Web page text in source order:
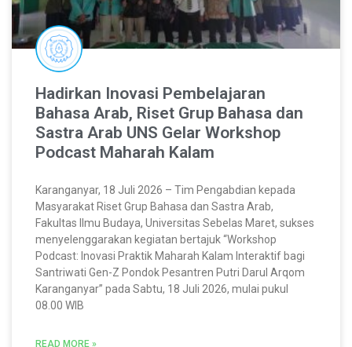
Hadirkan Inovasi Pembelajaran
Bahasa Arab, Riset Grup Bahasa dan
Sastra Arab UNS Gelar Workshop
Podcast Maharah Kalam
Karanganyar, 18 Juli 2026 – Tim Pengabdian kepada
Masyarakat Riset Grup Bahasa dan Sastra Arab,
Fakultas Ilmu Budaya, Universitas Sebelas Maret, sukses
menyelenggarakan kegiatan bertajuk “Workshop
Podcast: Inovasi Praktik Maharah Kalam Interaktif bagi
Santriwati Gen-Z Pondok Pesantren Putri Darul Arqom
Karanganyar” pada Sabtu, 18 Juli 2026, mulai pukul
08.00 WIB
READ MORE »